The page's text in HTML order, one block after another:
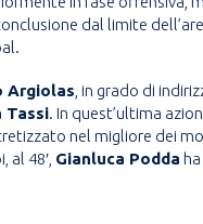
conclusione dal limite
Argiolas , in grado di
Tassi. In quest’ultima
nel migliore dei
48′, Gianluca Podda